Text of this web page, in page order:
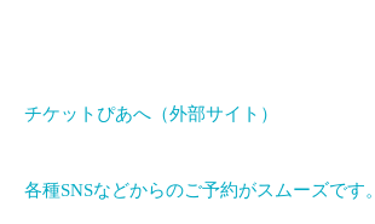
チケットぴあへ（外部サイト）
各種SNSなどからのご予約がスムーズです。